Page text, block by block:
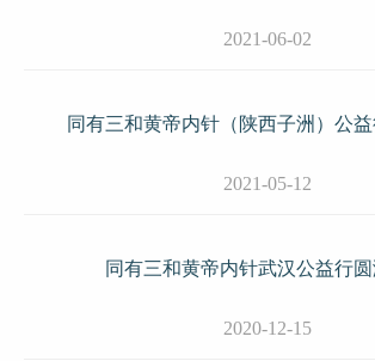
2021-06-02
同有三和黄帝内针（陕西子洲）公
2021-05-12
同有三和黄帝内针武汉公益行
2020-12-15